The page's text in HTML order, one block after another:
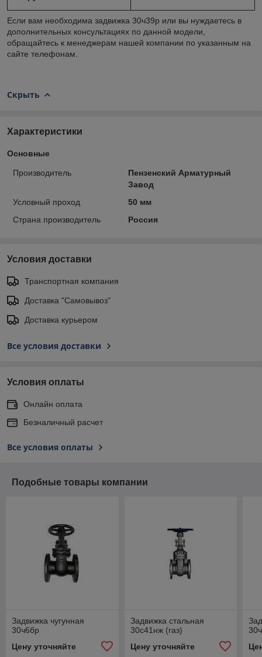
Если вам необходима задвижка 30ч39р или вы нуждаетесь в
дополнительных консультациях по данной модели,
обращайтесь к менеджерам нашей компании по указанным на
сайте телефонам.
Скрыть
Характеристики
Основные
Производитель
Пензенский Арматурный
Завод
Условный проход
50 мм
Страна производитель
Россия
Условия доставки
Транспортная компания
Доставка "Самовывоз"
Доставка курьером
Все условия доставки
Условия оплаты
Онлайн оплата
Безналичный расчет
Все условия оплаты
Подобные товары компании
Задвижка чугунная
30ч6бр
Цену уточняйте
Задвижка стальная
30с41нж (газ)
Цену уточняйте